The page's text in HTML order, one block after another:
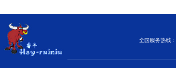
全国服务热线：
现在咨询